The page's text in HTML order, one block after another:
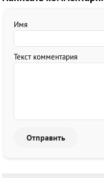
Имя
Текст комментария